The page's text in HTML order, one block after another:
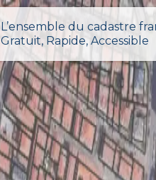
L’ensemble du cadastre
Gratuit, Rapide, Accessible